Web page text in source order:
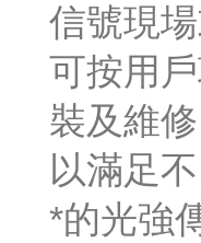
信號現
可按用
裝及維修
以滿足
*的光強